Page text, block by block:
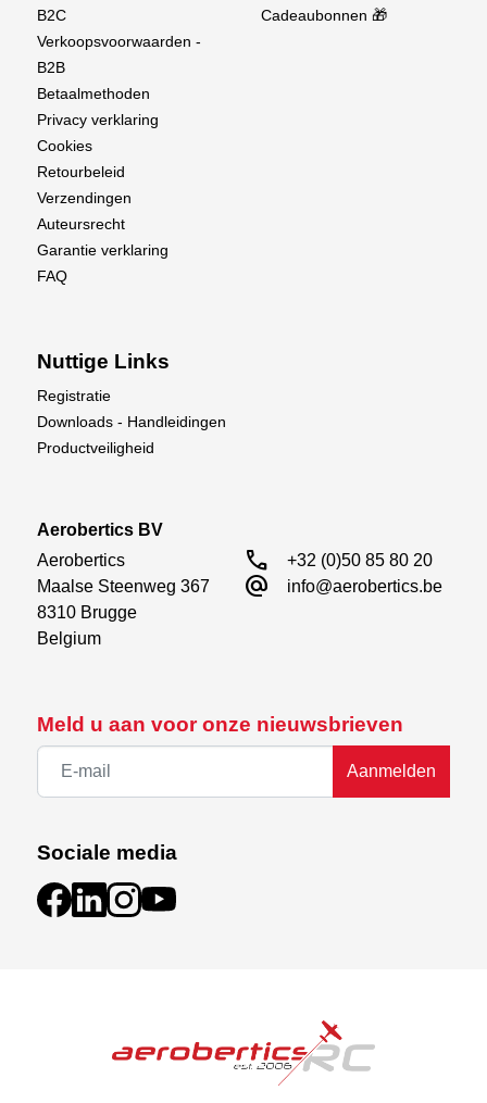
Meld u aan voor onze nieuwsbrieven
Aanmelden
Sociale media
B2C
Verkoopsvoorwaarden -
B2B
Betaalmethoden
Privacy verklaring
Cookies
Retourbeleid
Verzendingen
Auteursrecht
Garantie verklaring
FAQ
Cadeaubonnen 🎁
Nuttige Links
Registratie
Downloads - Handleidingen
Productveiligheid
Aerobertics BV
Aerobertics
Maalse Steenweg 367
8310 Brugge
Belgium
call +32 (0)50 85 80 20
alternate_email info@aerobertics.be